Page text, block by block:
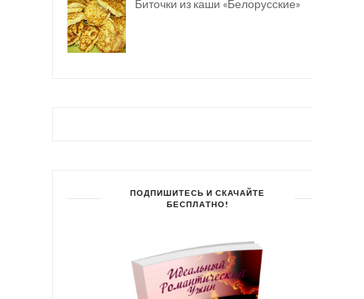
Биточки из каши «Белорусские»
ПОДПИШИТЕСЬ И СКАЧАЙТЕ
БЕСПЛАТНО!